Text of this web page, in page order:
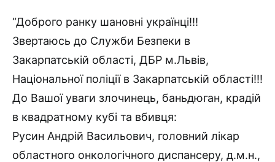
“Доброго ранку шановні українці!!!
Звертаюсь до Служби Безпеки в
Закарпатській області, ДБР м.Львів,
Національної поліції в Закарпатській області!!!
До Вашої уваги злочинець, баньдюган, крадій
в квадратному кубі та вбивця:
Русин Андрій Васильович, головний лікар
областного онкологічного диспансеру, д.м.н.,